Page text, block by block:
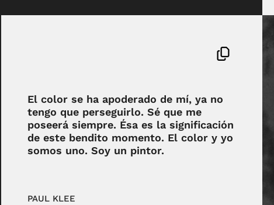
El color se ha apoderado de mí, ya no
tengo que perseguirlo. Sé que me
poseerá siempre. Ésa es la significación
de este bendito momento. El color y yo
somos uno. Soy un pintor.
PAUL KLEE